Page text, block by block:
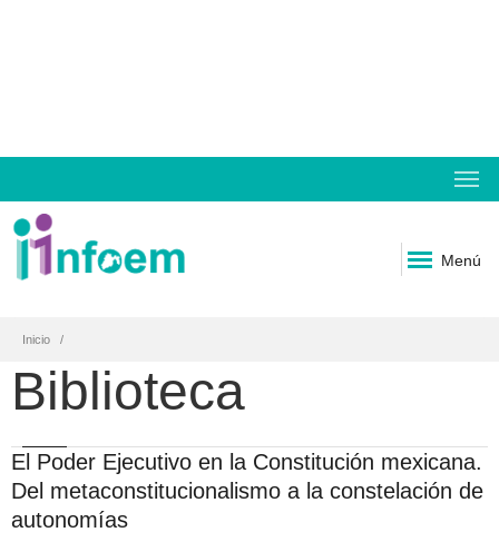
Menú
Inicio
Biblioteca
El Poder Ejecutivo en la Constitución mexicana.
Del metaconstitucionalismo a la constelación de
autonomías